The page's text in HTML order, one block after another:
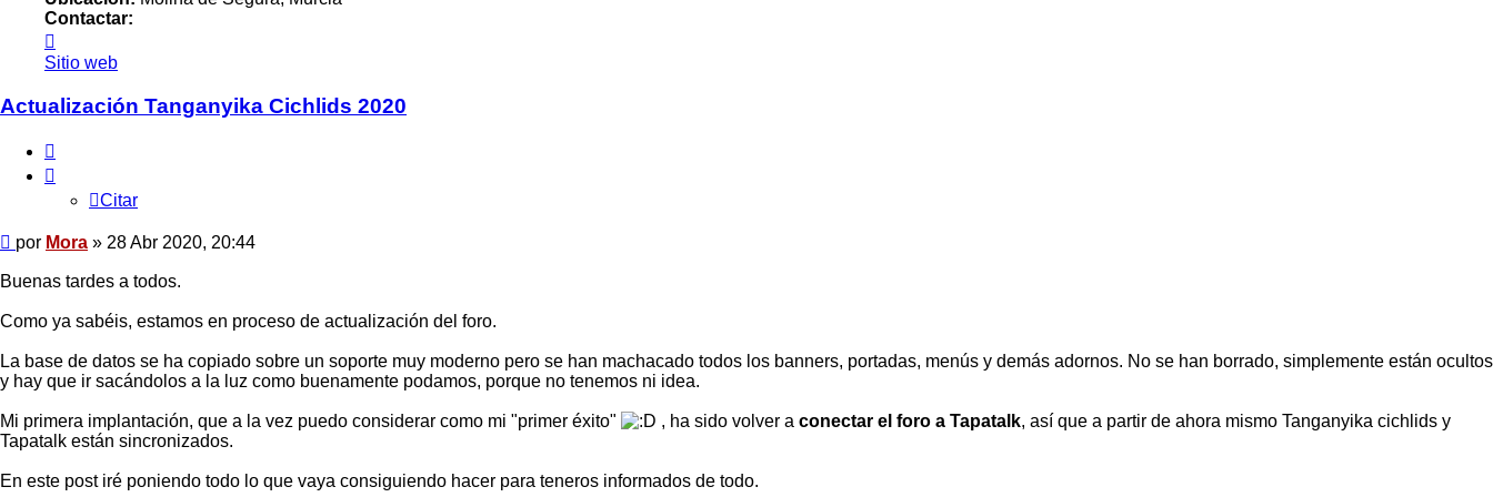
Contactar:
Mora
Sitio web
Actualización Tanganyika Cichlids 2020
Citar
Mensaje
por Mora » 28 Abr 2020, 20:44
Buenas tardes a todos.
Como ya sabéis, estamos en proceso de actualización del foro.
La base de datos se ha copiado sobre un soporte muy moderno pero se han machacado todos los banners, portadas, menús y demás adornos. No se han borrado, simplemente están ocultos
y hay que ir sacándolos a la luz como buenamente podamos, porque no tenemos ni idea.
Mi primera implantación, que a la vez puedo considerar como mi "primer éxito" , ha sido volver a conectar el foro a Tapatalk, así que a partir de ahora mismo Tanganyika cichlids y
Tapatalk están sincronizados.
En este post iré poniendo todo lo que vaya consiguiendo hacer para teneros informados de todo.